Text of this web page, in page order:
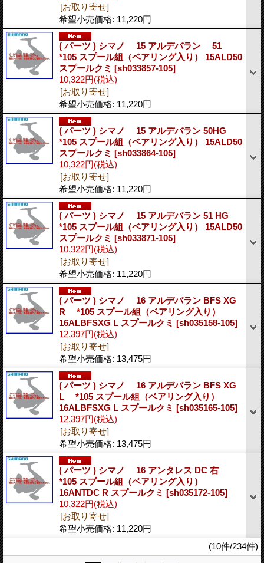
[お取り寄せ]
希望小売価格: 11,220円
( パーツ ) シマノ 15 アルデバラン 51
*105 スプール組（ベアリング入り） 15ALD50
スプールクミ [sh033857-105]
10,322円(税込)
[お取り寄せ]
希望小売価格: 11,220円
( パーツ ) シマノ 15 アルデバラン 50HG
*105 スプール組（ベアリング入り） 15ALD50
スプールクミ [sh033864-105]
10,322円(税込)
[お取り寄せ]
希望小売価格: 11,220円
( パーツ ) シマノ 15 アルデバラン 51 HG
*105 スプール組（ベアリング入り） 15ALD50
スプールクミ [sh033871-105]
10,322円(税込)
[お取り寄せ]
希望小売価格: 11,220円
( パーツ ) シマノ 16 アルデバラン BFS XG
R *105 スプール組（ベアリング入り）
16ALBFSXG L スプールクミ [sh035158-105]
12,397円(税込)
[お取り寄せ]
希望小売価格: 13,475円
( パーツ ) シマノ 16 アルデバラン BFS XG
L *105 スプール組（ベアリング入り）
16ALBFSXG L スプールクミ [sh035165-105]
12,397円(税込)
[お取り寄せ]
希望小売価格: 13,475円
( パーツ ) シマノ 16 アンタレス DC 右
*105 スプール組（ベアリング入り）
16ANTDC R スプールクミ [sh035172-105]
10,322円(税込)
[お取り寄せ]
希望小売価格: 11,220円
(10件/234件)